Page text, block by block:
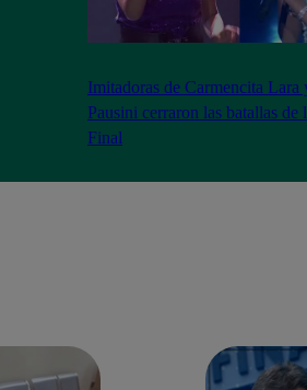
Imitadoras de Carmencita Lara
Pausini cerraron las batallas de
Final